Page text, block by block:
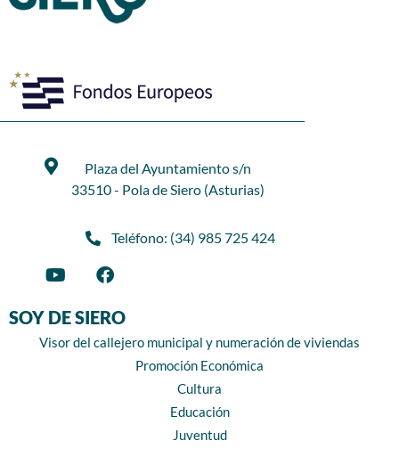
Plaza del Ayuntamiento s/n
33510 - Pola de Siero (Asturias)
Teléfono: (34) 985 725 424
SOY DE SIERO
Visor del callejero municipal y numeración de viviendas
Promoción Económica
Cultura
Educación
Juventud